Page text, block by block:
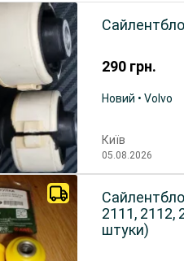
290 грн.
Новий • Volvo
Київ
05.08.2026
2111, 2112,
штуки)